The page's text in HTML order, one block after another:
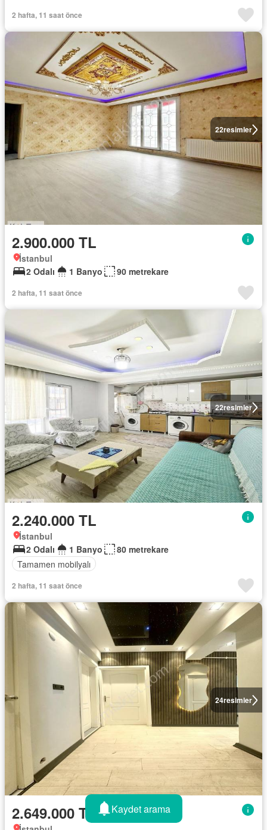
2 hafta, 11 saat önce
22resimler
2.900.000 TL
İstanbul
2 Odalı
1 Banyo 90 metrekare
2 hafta, 11 saat önce
22resimler
2.240.000 TL
İstanbul
2 Odalı
1 Banyo
80 metrekare
Tamamen mobilyalı
2 hafta, 11 saat önce
24resimler
2.649.000 TL Kaydet arama